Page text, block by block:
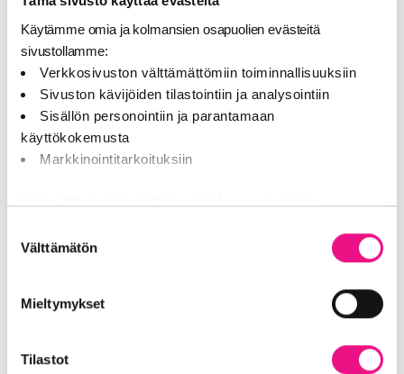
Käytämme omia ja kolmansien osapuolien evästeitä
sivustollamme:
Verkkosivuston välttämättömiin toiminnallisuuksiin
Sivuston kävijöiden tilastointiin ja analysointiin
Sisällön personointiin ja parantamaan
käyttökokemusta
Markkinointitarkoituksiin
Valitse "Yksityiskohdat" tarkastellaksesi evästeitä ja
Jaamme sosiaalisen median, mainosalan ja analytiikka-alan
kumppaneillemme tietoja siitä, miten käytät sivustoamme.
Kumppanimme voivat yhdistää näitä tietoja muihin tietoihin,
heidän palvelujaan (esim. Google).
valinta
Välttämätön
Mieltymykset
Tilastot